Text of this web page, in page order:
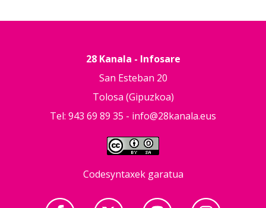
28 Kanala - Infosare
San Esteban 20
Tolosa (Gipuzkoa)
Tel: 943 69 89 35 - info@28kanala.eus
Codesyntaxek garatua